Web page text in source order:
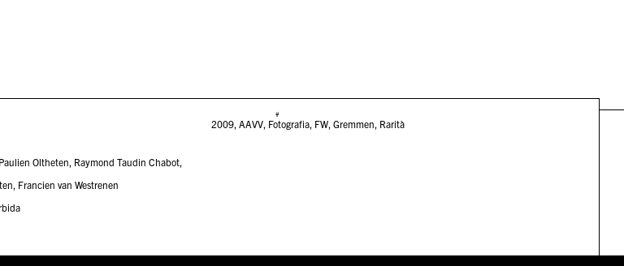
Oltheten, Raymond Taudin Chabot,
Francien van Westrenen
#
2009, AAVV, Fotografia, FW, Gremmen Rarità